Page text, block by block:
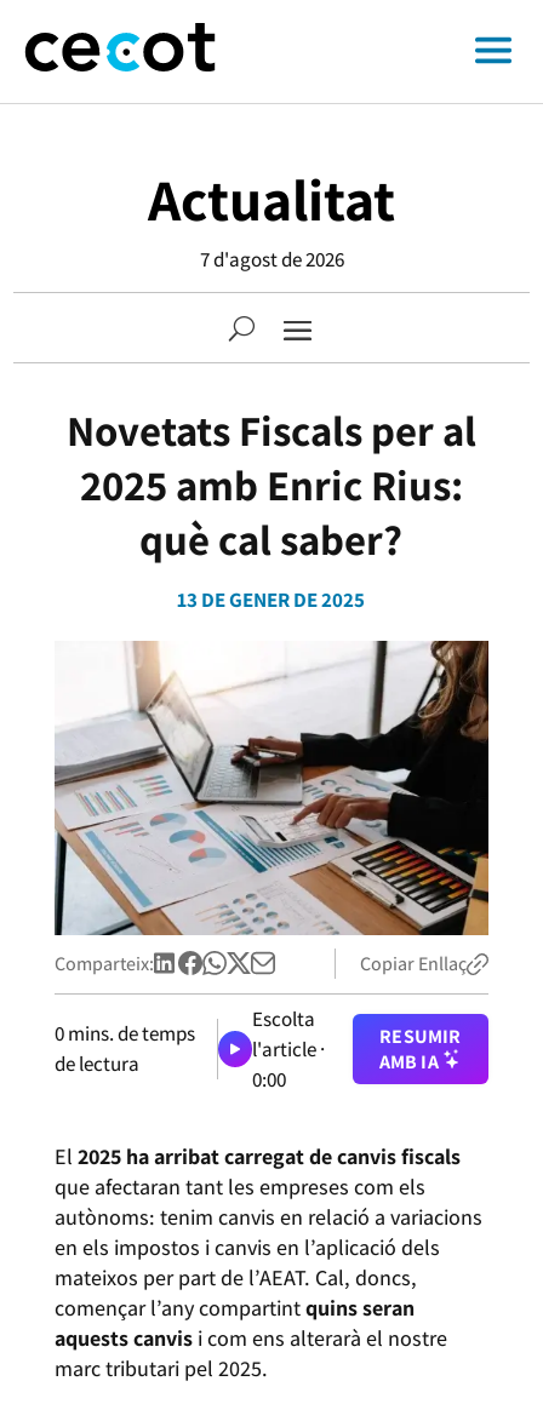
Actualitat
7 d'agost de 2026
Novetats Fiscals per al
2025 amb Enric Rius:
què cal saber?
13 DE GENER DE 2025
Comparteix: Copiar Enllaç
0mins. de temps
de lectura
Escolta
l'article ·
0:00
RESUMIR
AMB IA
El 2025 ha arribat carregat de canvis fiscals
que afectaran tant les empreses com els
autònoms: tenim canvis en relació a variacions
en els impostos i canvis en l’aplicació dels
mateixos per part de l’AEAT. Cal, doncs,
començar l’any compartintquins seran
aquests canvisi com ens alterarà el nostre
marc tributari pel 2025.